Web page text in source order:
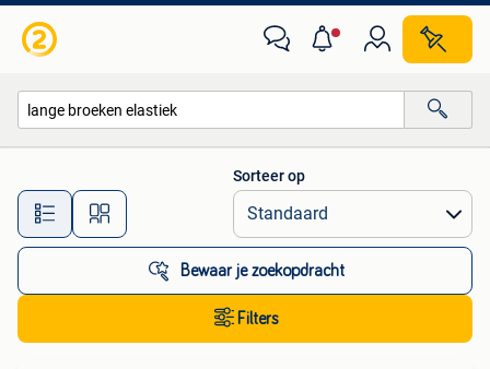
Alle afstanden…
Sorteer op
Bewaar je zoekopdracht
Filters